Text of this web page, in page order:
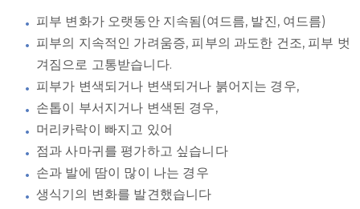
피부 변화가 오랫동안 지속됨(여드름, 발진, 여드름)
피부의 지속적인 가려움증, 피부의 과도한 건조, 피부 벗
겨짐으로 고통받습니다.
피부가 변색되거나 변색되거나 붉어지는 경우,
손톱이 부서지거나 변색된 경우,
머리카락이 빠지고 있어
점과 사마귀를 평가하고 싶습니다
손과 발에 땀이 많이 나는 경우
생식기의 변화를 발견했습니다